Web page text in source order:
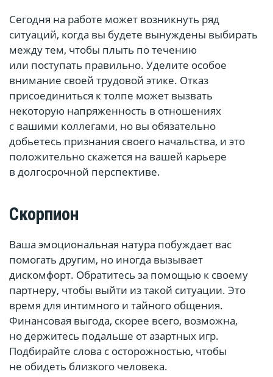
Сегодня на работе может возникнуть ряд
ситуаций, когда вы будете вынуждены выбирать
между тем, чтобы плыть по течению
или поступать правильно. Уделите особое
внимание своей трудовой этике. Отказ
присоединиться к толпе может вызвать
некоторую напряженность в отношениях
с вашими коллегами, но вы обязательно
добьетесь признания своего начальства, и это
положительно скажется на вашей карьере
в долгосрочной перспективе.
Скорпион
Ваша эмоциональная натура побуждает вас
помогать другим, но иногда вызывает
дискомфорт. Обратитесь за помощью к своему
партнеру, чтобы выйти из такой ситуации. Это
время для интимного и тайного общения.
Финансовая выгода, скорее всего, возможна,
но держитесь подальше от азартных игр.
Подбирайте слова с осторожностью, чтобы
не обидеть близкого человека.